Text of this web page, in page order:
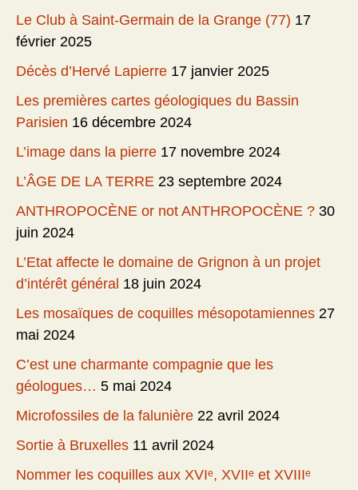
Le Club à Saint-Germain de la Grange (77) 17
février 2025
Décès d’Hervé Lapierre 17 janvier 2025
Les premières cartes géologiques du Bassin
Parisien 16 décembre 2024
L’image dans la pierre 17 novembre 2024
L’ÂGE DE LA TERRE 23 septembre 2024
ANTHROPOCÈNE or not ANTHROPOCÈNE ? 30
juin 2024
L’Etat affecte le domaine de Grignon à un projet
d’intérêt général 18 juin 2024
Les mosaïques de coquilles mésopotamiennes 27
mai 2024
C’est une charmante compagnie que les
géologues… 5 mai 2024
Microfossiles de la falunière 22 avril 2024
Sortie à Bruxelles 11 avril 2024
Nommer les coquilles aux XVIᵉ, XVIIᵉ et XVIIIᵉ